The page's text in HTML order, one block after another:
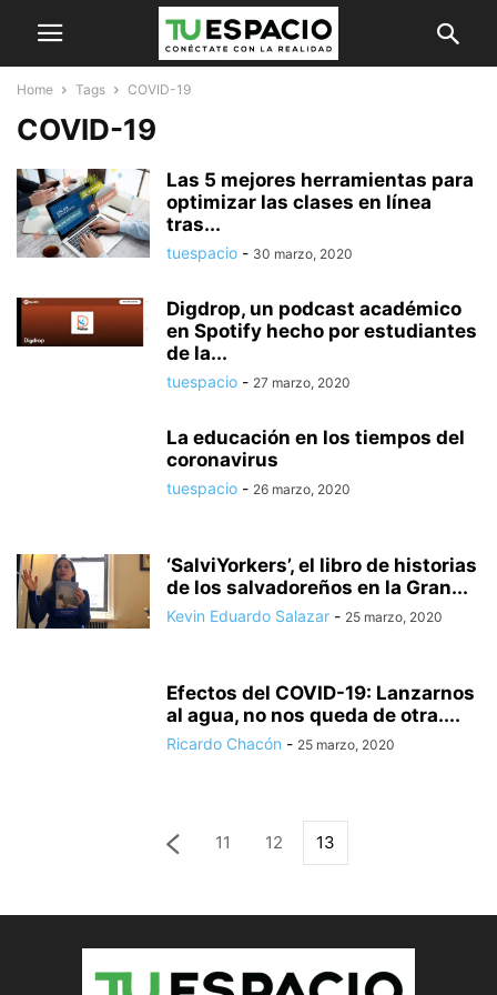
Home Tags COVID-19
COVID-19
Las 5 mejores herramientas para
optimizar las clases en línea
tras...
tuespacio - 30 marzo, 2020
Digdrop, un podcast académico
en Spotify hecho por estudiantes
de la...
tuespacio - 27 marzo, 2020
La educación en los tiempos del
coronavirus
tuespacio - 26 marzo, 2020
‘SalviYorkers’, el libro de historias
de los salvadoreños en la Gran...
Kevin Eduardo Salazar - 25 marzo, 2020
Efectos del COVID-19: Lanzarnos
al agua, no nos queda de otra....
Ricardo Chacón - 25 marzo, 2020
11 12 13